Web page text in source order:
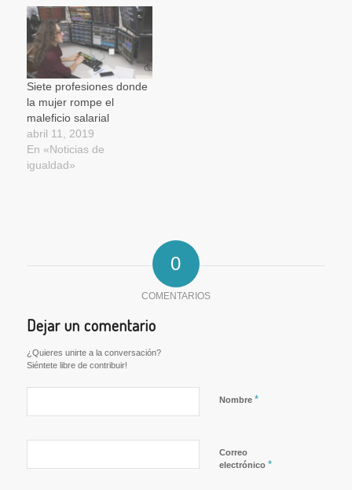
Siete profesiones donde
la mujer rompe el
maleficio salarial
abril 11, 2019
En «Noticias de
igualdad»
0
COMENTARIOS
Dejar un comentario
¿Quieres unirte a la conversación?
Siéntete libre de contribuir!
Nombre *
Correo
electrónico *